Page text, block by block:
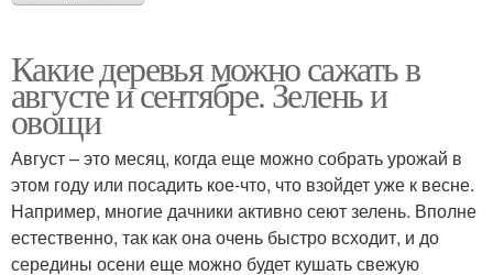
Какие деревья можно сажать в
августе и сентябре. Зелень и
овощи
Август – это месяц, когда еще можно собрать урожай в
этом году или посадить кое-что, что взойдет уже к весне.
Например, многие дачники активно сеют зелень. Вполне
естественно, так как она очень быстро всходит, и до
середины осени еще можно будет кушать свежую